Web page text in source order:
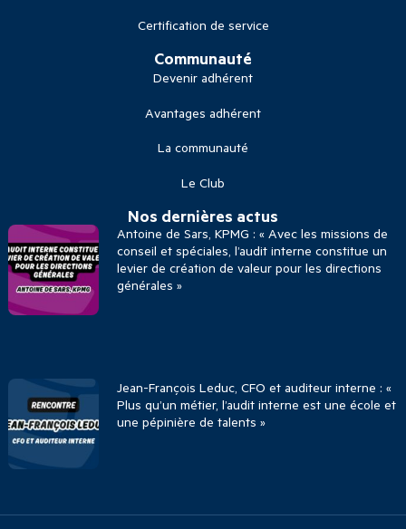
Certification de service
Communauté
Devenir adhérent
Avantages adhérent
La communauté
Le Club
Nos dernières actus
Antoine de Sars, KPMG : « Avec les missions de
conseil et spéciales, l’audit interne constitue un
levier de création de valeur pour les directions
générales »
Jean-François Leduc, CFO et auditeur interne : «
Plus qu’un métier, l’audit interne est une école et
une pépinière de talents »